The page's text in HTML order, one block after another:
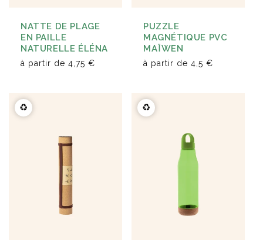
NATTE DE PLAGE
EN PAILLE
NATURELLE ÉLÉNA
à partir de 4,75 €
PUZZLE
MAGNÉTIQUE PVC
MAÏWEN
à partir de 4,5 €
♻️ ♻️